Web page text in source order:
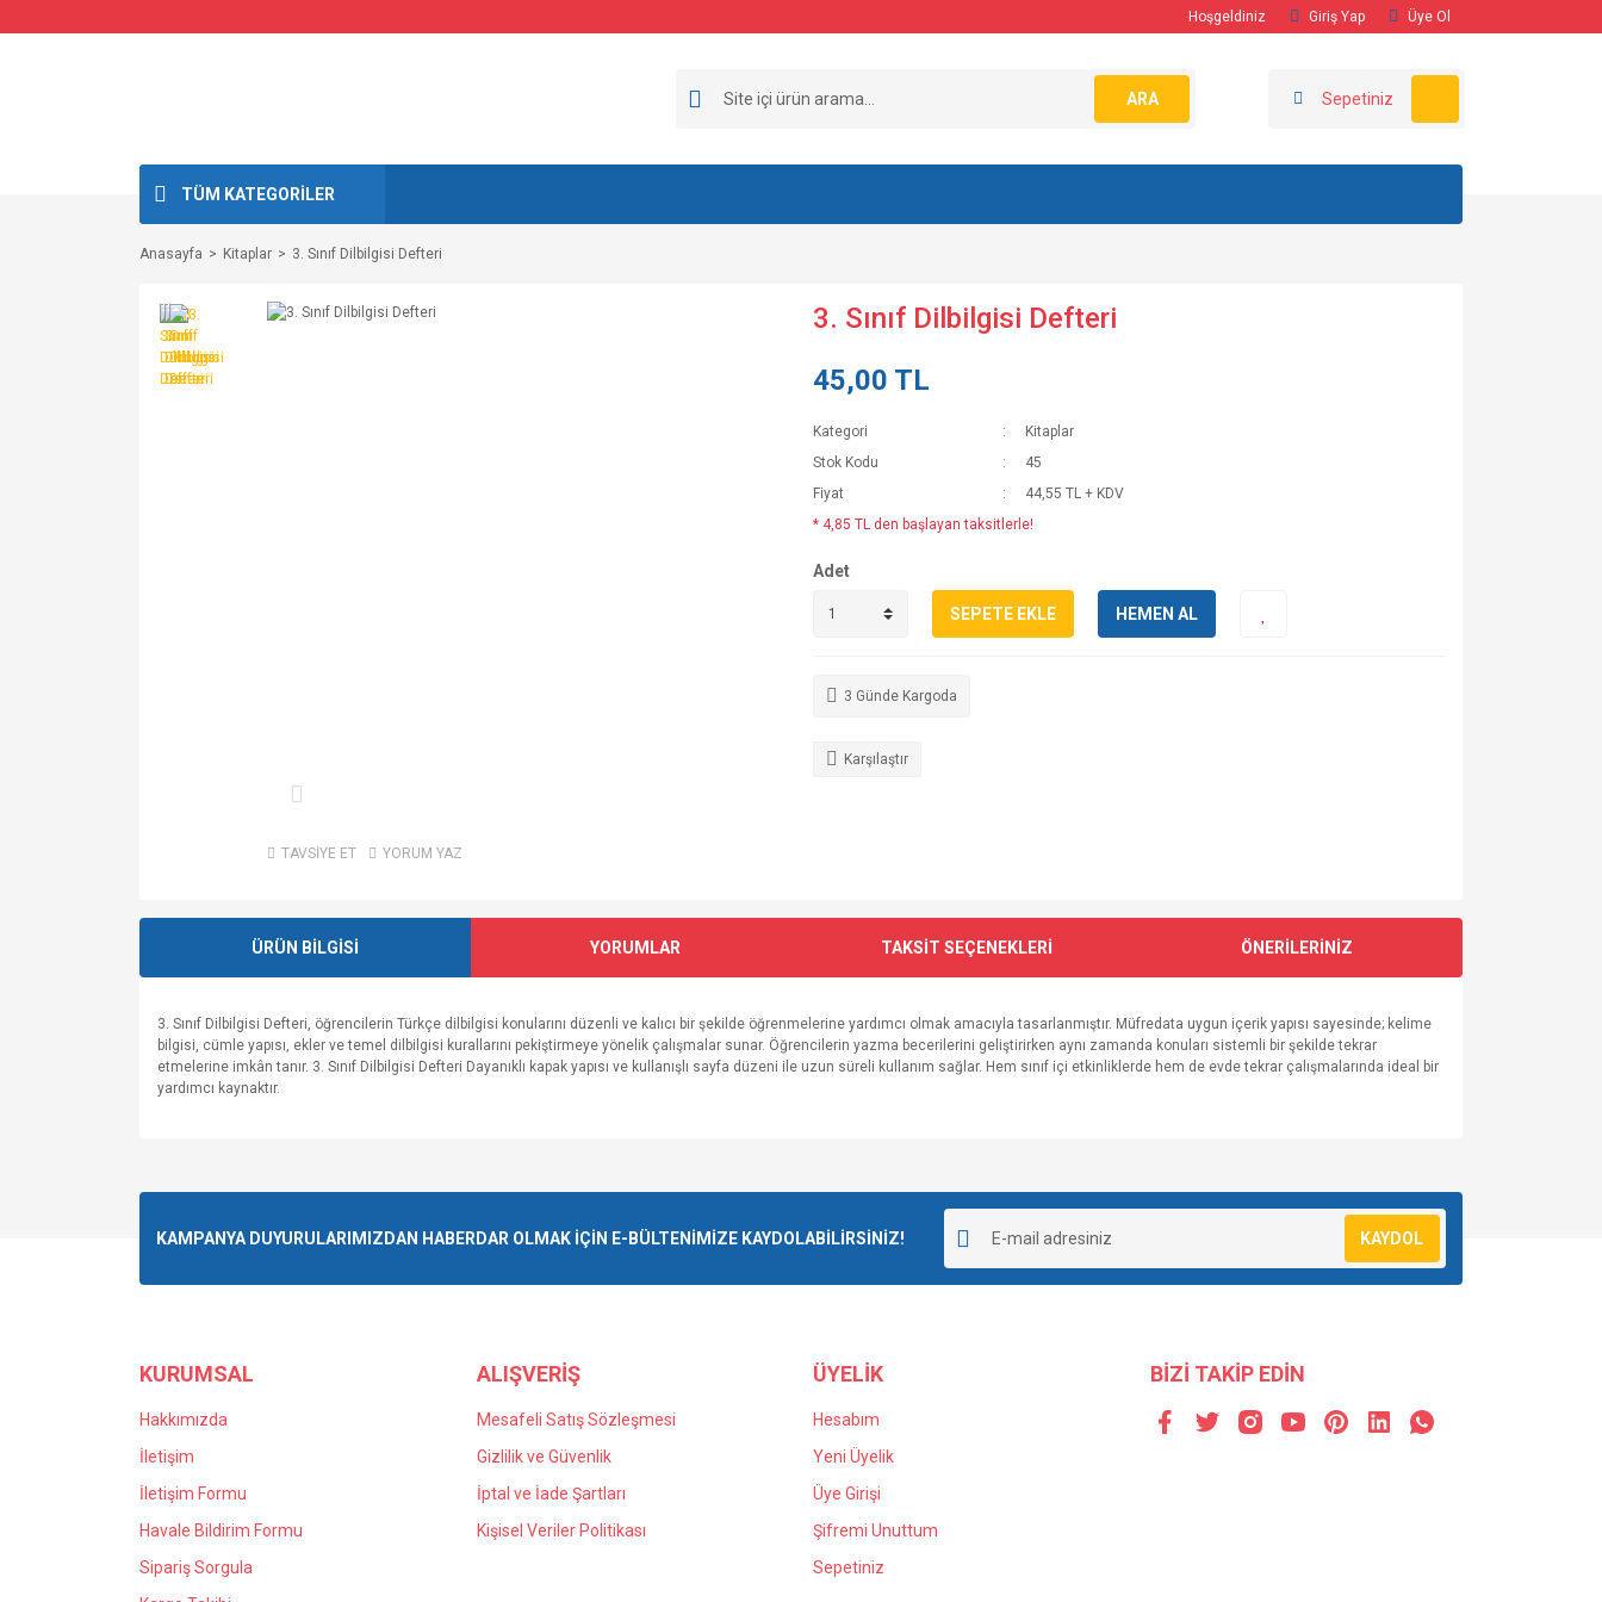
Hoşgeldiniz Giriş Yap Üye Ol
ARA Sepetiniz
TÜM KATEGORİLER
Anasayfa Kitaplar 3. Sınıf Dilbilgisi Defteri
TAVSİYE ET YORUM YAZ
3. Sınıf Dilbilgisi Defteri
45,00 TL
Kategori
Kitaplar
Stok Kodu
45
Fiyat
44,55 TL + KDV
* 4,85 TL den başlayan taksitlerle!
Adet
SEPETE EKLE HEMEN AL
3 Günde Kargoda
Karşılaştır
ÜRÜN BİLGİSİ YORUMLAR TAKSİT SEÇENEKLERİ ÖNERİLERİNİZ
3. Sınıf Dilbilgisi Defteri, öğrencilerin Türkçe dilbilgisi konularını düzenli ve kalıcı bir şekilde öğrenmelerine yardımcı olmak amacıyla tasarlanmıştır. Müfredata uygun içerik yapısı sayesinde; kelime
bilgisi, cümle yapısı, ekler ve temel dilbilgisi kurallarını pekiştirmeye yönelik çalışmalar sunar. Öğrencilerin yazma becerilerini geliştirirken aynı zamanda konuları sistemli bir şekilde tekrar
etmelerine imkân tanır. 3. Sınıf Dilbilgisi Defteri Dayanıklı kapak yapısı ve kullanışlı sayfa düzeni ile uzun süreli kullanım sağlar. Hem sınıf içi etkinliklerde hem de evde tekrar çalışmalarında ideal bir
yardımcı kaynaktır.
Ürün resmi kalitesiz, bozuk veya görüntülenemiyor.
Bu ürüne benzer farklı alternatifler olmalı.
Gönder
KAMPANYA DUYURULARIMIZDAN HABERDAR OLMAK İÇİN E-BÜLTENİMİZE KAYDOLABİLİRSİNİZ! KAYDOL
KURUMSAL
Hakkımızda
İletişim
İletişim Formu
Havale Bildirim Formu
Sipariş Sorgula
ALIŞVERİŞ
Mesafeli Satış Sözleşmesi
Gizlilik ve Güvenlik
İptal ve İade Şartları
Kişisel Veriler Politikası
ÜYELİK
Hesabım
Yeni Üyelik
Üye Girişi
Şifremi Unuttum
Sepetiniz
BİZİ TAKİP EDİN